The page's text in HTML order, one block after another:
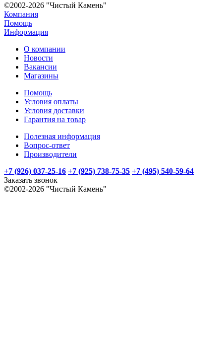
©2002-2026 "Чистый Камень"
Компания
Помощь
Информация
О компании
Новости
Вакансии
Магазины
Помощь
Условия оплаты
Условия доставки
Гарантия на товар
Полезная информация
Вопрос-ответ
Производители
+7 (926) 037-25-16 +7 (925) 738-75-35 +7 (495) 540-59-64
Заказать звонок
©2002-2026 "Чистый Камень"